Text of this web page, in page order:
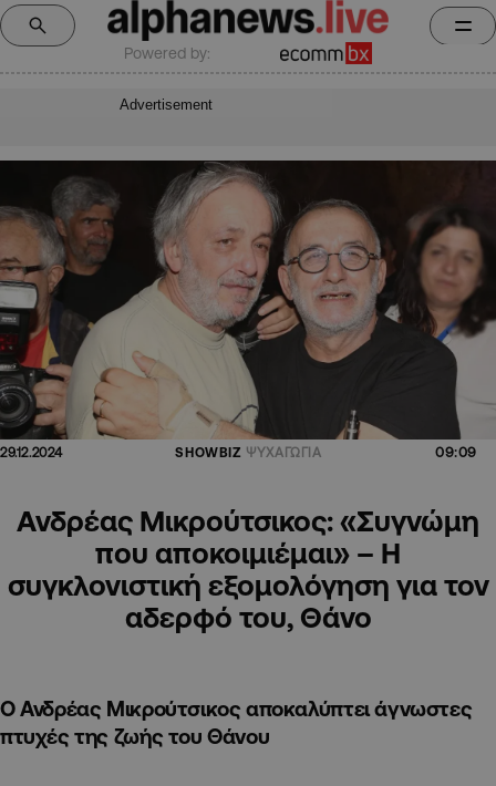
Powered by:
Advertisement
29.12.2024 SHOWBIZ ΨΥΧΑΓΩΓΙΑ 09:09
Ανδρέας Μικρούτσικος: «Συγνώμη
που αποκοιμιέμαι» – Η
συγκλονιστική εξομολόγηση για τον
αδερφό του, Θάνο
Ο Ανδρέας Μικρούτσικος αποκαλύπτει άγνωστες
πτυχές της ζωής του Θάνου